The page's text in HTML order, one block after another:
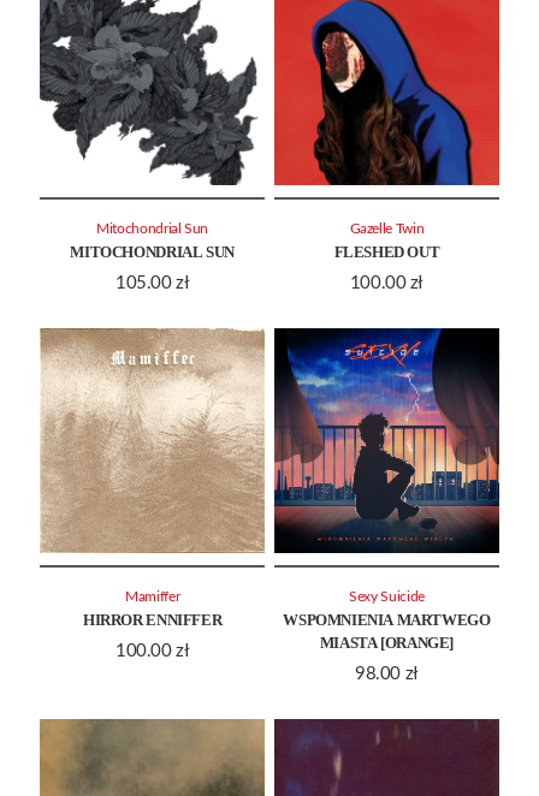
MITOCHONDRIAL SUN
105.00 zł
Mitochondrial Sun
FLESHED OUT
100.00 zł
Gazelle Twin
HIRROR ENNIFFER
100.00 zł
Mamiffer
WSPOMNIENIA MARTWEGO
MIASTA [ORANGE]
98.00 zł
Sexy Suicide